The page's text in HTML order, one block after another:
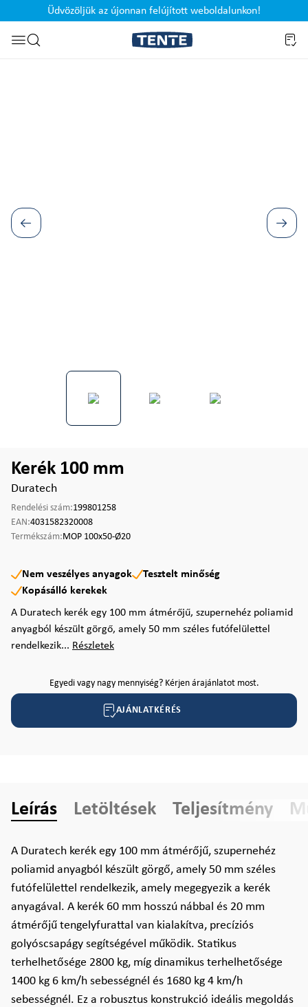
Ugrás a kereséshez
Üdvözöljük az újonnan felújított weboldalunkon!
Kerék 100 mm
Duratech
Rendelési szám:199801258
EAN:4031582320008
Termékszám:MOP 100x50-Ø20
Nem veszélyes anyagok
Tesztelt minőség
Kopásálló kerekek
A Duratech kerék egy 100 mm átmérőjű, szupernehéz poliamid
anyagból készült görgő, amely 50 mm széles futófelülettel
rendelkezik... Részletek
Egyedi vagy nagy mennyiség? Kérjen árajánlatot most.
AJÁNLATKÉRÉS
Leírás Letöltések Teljesítmény
A Duratech kerék egy 100 mm átmérőjű, szupernehéz
poliamid anyagból készült görgő, amely 50 mm széles
futófelülettel rendelkezik, amely megegyezik a kerék
anyagával. A kerék 60 mm hosszú nábbal és 20 mm
átmérőjű tengelyfurattal van kialakítva, precíziós
golyóscsapágy segítségével működik. Statikus
terhelhetősége 2800 kg, míg dinamikus terhelhetősége
1400 kg 6 km/h sebességnél és 1680 kg 4 km/h
sebességnél. Ez a robusztus konstrukció ideális megoldás